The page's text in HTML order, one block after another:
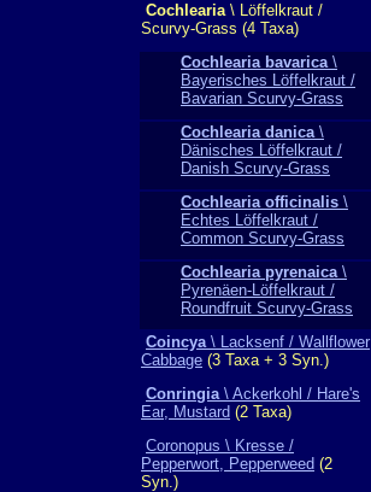
Cochlearia\ Löffelkraut /
Scurvy-Grass (4 Taxa)
Cochlearia bavarica\
Bayerisches Löffelkraut /
Bavarian Scurvy-Grass
Cochlearia danica\
Dänisches Löffelkraut /
Danish Scurvy-Grass
Cochlearia officinalis \
Echtes Löffelkraut /
Common Scurvy-Grass
Cochlearia pyrenaica\
Pyrenäen-Löffelkraut /
Roundfruit Scurvy-Grass
Coincya\ Lacksenf / Wallflower
Cabbage (3 Taxa + 3 Syn.)
Conringia\ Ackerkohl / Hare's
Ear, Mustard (2 Taxa)
Coronopus \ Kresse /
Pepperwort, Pepperweed (2
Syn.)